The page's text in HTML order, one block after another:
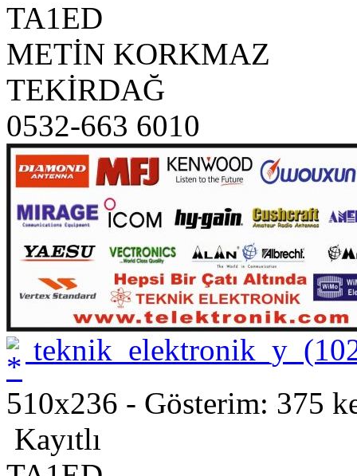
TA1ED
METİN KORKMAZ
TEKİRDAĞ
0532-663 6010
510x236 - Gösterim: 375
Kayıtlı